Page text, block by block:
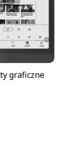
graficzne